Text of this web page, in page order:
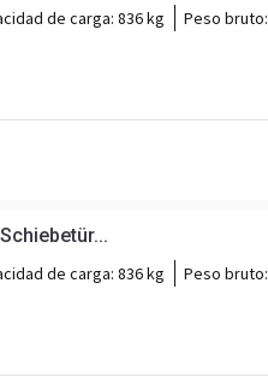
de carga: 836 kg Peso bruto:
de carga: 836 kg Peso bruto: